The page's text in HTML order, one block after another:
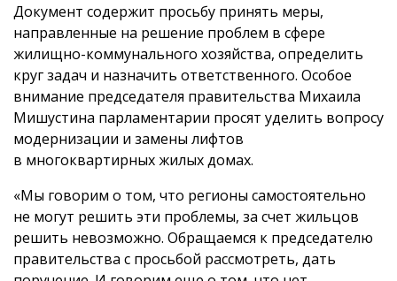
Документ содержит просьбу принять меры,
направленные на решение проблем в сфере
жилищно-коммунального хозяйства, определить
круг задач и назначить ответственного. Особое
внимание председателя правительства Михаила
Мишустина парламентарии просят уделить вопросу
модернизации и замены лифтов
в многоквартирных жилых домах.
«Мы говорим о том, что регионы самостоятельно
не могут решить эти проблемы, за счет жильцов
решить невозможно. Обращаемся к председателю
правительства с просьбой рассмотреть, дать